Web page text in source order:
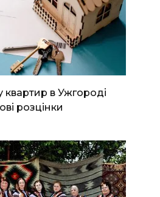
квартир в Ужгороді
розцінки